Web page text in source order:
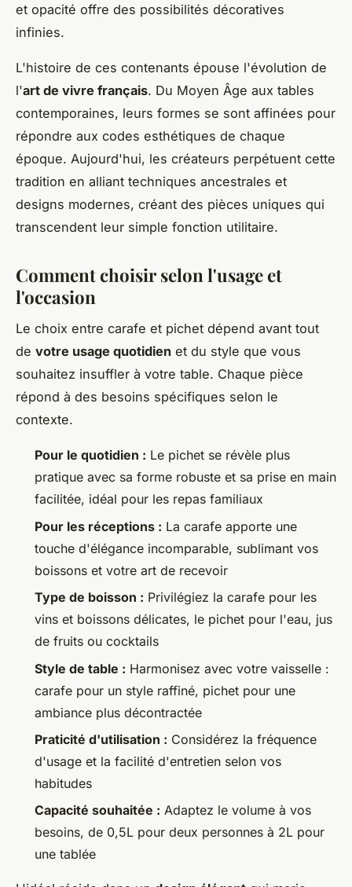
et opacité offre des possibilités décoratives
infinies.
L'histoire de ces contenants épouse l'évolution de
l'art de vivre français. Du Moyen Âge aux tables
contemporaines, leurs formes se sont affinées pour
répondre aux codes esthétiques de chaque
époque. Aujourd'hui, les créateurs perpétuent cette
tradition en alliant techniques ancestrales et
designs modernes, créant des pièces uniques qui
transcendent leur simple fonction utilitaire.
Comment choisir selon l'usage et
l'occasion
Le choix entre carafe et pichet dépend avant tout
de votre usage quotidien et du style que vous
souhaitez insuffler à votre table. Chaque pièce
répond à des besoins spécifiques selon le
contexte.
Pour le quotidien : Le pichet se révèle plus
pratique avec sa forme robuste et sa prise en main
facilitée, idéal pour les repas familiaux
Pour les réceptions : La carafe apporte une
touche d'élégance incomparable, sublimant vos
boissons et votre art de recevoir
Type de boisson : Privilégiez la carafe pour les
vins et boissons délicates, le pichet pour l'eau, jus
de fruits ou cocktails
Style de table : Harmonisez avec votre vaisselle :
carafe pour un style raffiné, pichet pour une
ambiance plus décontractée
Praticité d'utilisation : Considérez la fréquence
d'usage et la facilité d'entretien selon vos
habitudes
Capacité souhaitée : Adaptez le volume à vos
besoins, de 0,5L pour deux personnes à 2L pour
une tablée